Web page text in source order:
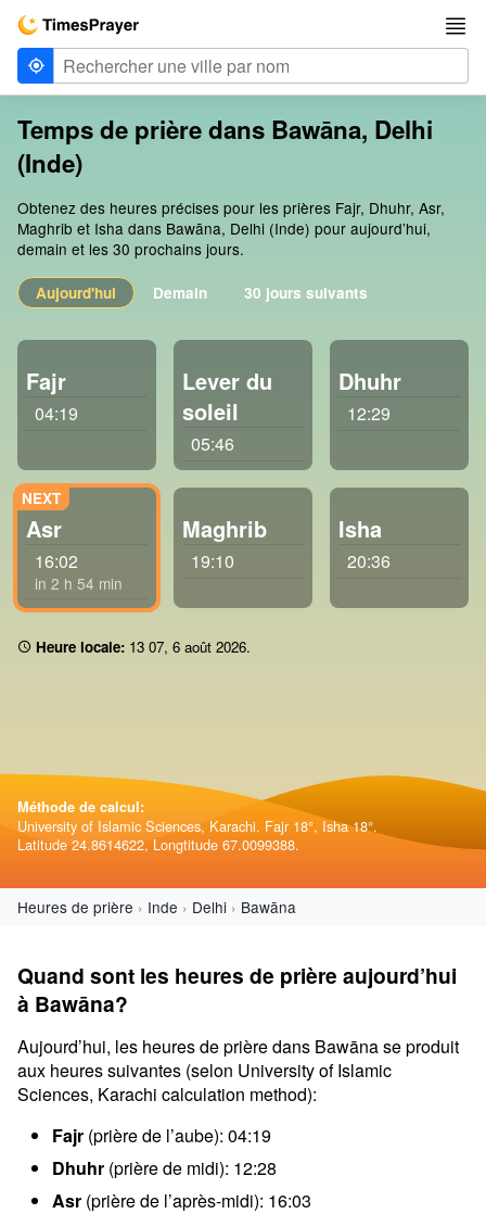
Temps de prière dans Bawāna, Delhi
(Inde)
Obtenez des heures précises pour les prières Fajr, Dhuhr, Asr,
Maghrib et Isha dans Bawāna, Delhi (Inde) pour aujourd’hui,
demain et les 30 prochains jours.
Aujourd'hui Demain 30 jours suivants
Fajr
04:19
Lever du
soleil
05:46
Dhuhr
12:29
Asr
16:02
in 2 h 54 min
Maghrib
19:10
Isha
20:36
Heure locale: 13:07, 6 août 2026.
Méthode de calcul:
University of Islamic Sciences, Karachi. Fajr 18°, Isha 18°.
Latitude 24.8614622, Longtitude 67.0099388.
Heures de prière Inde Delhi Bawāna
Quand sont les heures de prière aujourd’hui
à Bawāna?
Aujourd’hui, les heures de prière dans Bawāna se produit
aux heures suivantes (selon University of Islamic
Sciences, Karachi calculation method):
Fajr (prière de l’aube): 04:19
Dhuhr (prière de midi): 12:28
Asr (prière de l’après-midi): 16:03